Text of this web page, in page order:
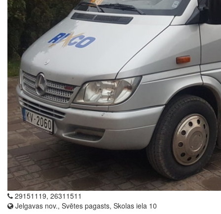
29151119, 26311511
Jelgavas nov., Svētes pagasts, Skolas iela 10